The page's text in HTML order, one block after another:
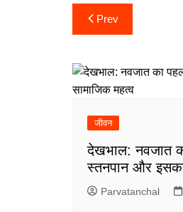
Post
navigation
Prev
जीवन
देखभाल: नवजात
स्तनपान और
Parvatanchal